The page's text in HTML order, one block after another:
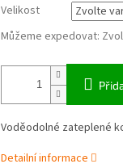
cena:
Velikost
Můžeme expedovat:
Voděodolné zateplené
Detailní informace